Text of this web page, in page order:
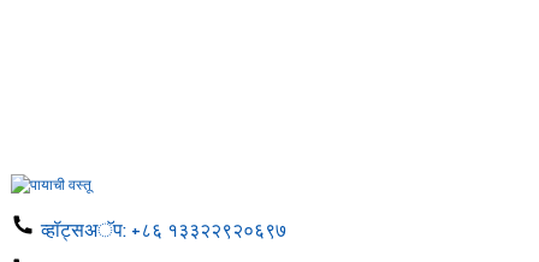
व्हॉट्सअॅप: +८६ १३३२२९२०६९७